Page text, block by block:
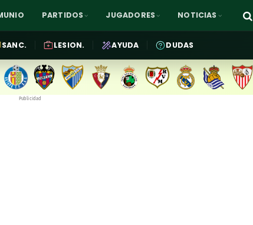
PARTIDOS JUGADORES NOTICIAS
SANC. LESION. AYUDA DUDAS
Publicidad